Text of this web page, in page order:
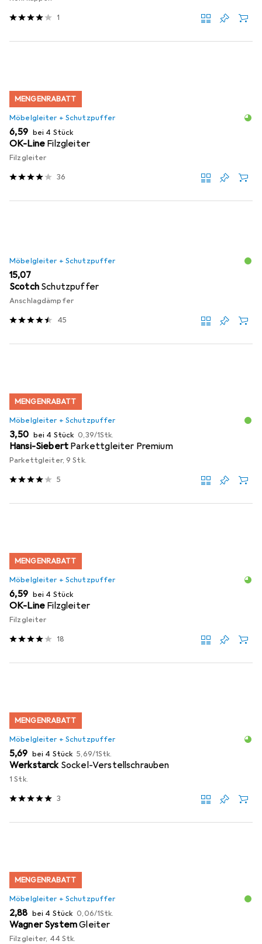
1
MENGENRABATT
Möbelgleiter + Schutzpuffer
EUR
6,59 bei 4 Stück
OK-Line Filzgleiter
Filzgleiter
36
Möbelgleiter + Schutzpuffer
EUR
15,07
Scotch Schutzpuffer
Anschlagdämpfer
45
MENGENRABATT
Möbelgleiter + Schutzpuffer
EUR
3,50 bei 4 Stück EUR
0,39/1Stk.
Hansi-Siebert Parkettgleiter Premium
Parkettgleiter, 9 Stk.
5
MENGENRABATT
Möbelgleiter + Schutzpuffer
EUR
6,59 bei 4 Stück
OK-Line Filzgleiter
Filzgleiter
18
MENGENRABATT
Möbelgleiter + Schutzpuffer
EUR
5,69 bei 4 Stück EUR
5,69/1Stk.
Werkstarck Sockel-Verstellschrauben
1 Stk.
3
MENGENRABATT
Möbelgleiter + Schutzpuffer
EUR
2,88 bei 4 Stück EUR
0,06/1Stk.
Wagner SystemGleiter
Filzgleiter, 44 Stk.